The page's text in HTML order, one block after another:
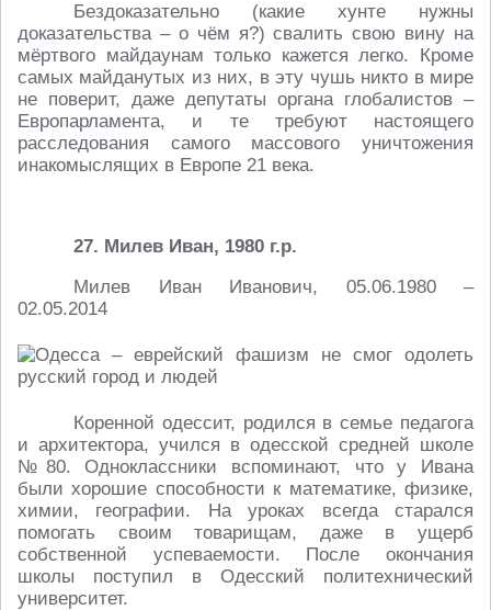
Бездоказательно (какие хунте нужны
доказательства – о чём я?) свалить свою вину на
мёртвого майдаунам только кажется легко. Кроме
самых майданутых из них, в эту чушь никто в мире
не поверит, даже депутаты органа глобалистов –
Европарламента, и те требуют настоящего
расследования самого массового уничтожения
инакомыслящих в Европе 21 века.
27. Милев Иван, 1980 г.р.
Милев Иван Иванович, 05.06.1980 –
02.05.2014
Коренной одессит, родился в семье педагога
и архитектора, учился в одесской средней школе
№80. Одноклассники вспоминают, что у Ивана
были хорошие способности к математике, физике,
химии, географии. На уроках всегда старался
помогать своим товарищам, даже в ущерб
собственной успеваемости. После окончания
школы поступил в Одесский политехнический
университет.